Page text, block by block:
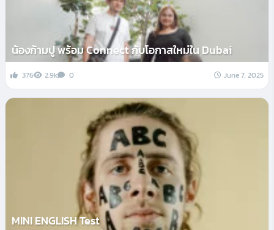
น้องก้ามปู พร้อม Connect กับโอกาสใหม่ใน Dubai
376 2.9k 0 June 7, 2025
MINI ENGLISH Test